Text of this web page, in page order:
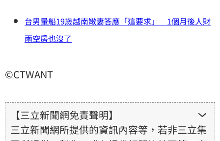
台男暈船19歲越南嫩妻答應「這要求」 1個月後人財
兩空房也沒了
©CTWANT
【三立新聞網免責聲明】
三立新聞網所提供的資訊內容等，若非三立集